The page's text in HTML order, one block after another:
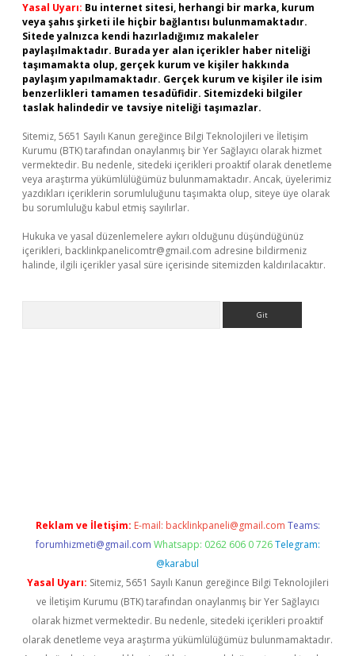
Yasal Uyarı: Bu internet sitesi, herhangi bir marka, kurum
veya şahıs şirketi ile hiçbir bağlantısı bulunmamaktadır.
Sitede yalnızca kendi hazırladığımız makaleler
paylaşılmaktadır. Burada yer alan içerikler haber niteliği
taşımamakta olup, gerçek kurum ve kişiler hakkında
paylaşım yapılmamaktadır. Gerçek kurum ve kişiler ile isim
benzerlikleri tamamen tesadüfidir. Sitemizdeki bilgiler
taslak halindedir ve tavsiye niteliği taşımazlar.
Sitemiz, 5651 Sayılı Kanun gereğince Bilgi Teknolojileri ve İletişim
Kurumu (BTK) tarafından onaylanmış bir Yer Sağlayıcı olarak hizmet
vermektedir. Bu nedenle, sitedeki içerikleri proaktif olarak denetleme
veya araştırma yükümlülüğümüz bulunmamaktadır. Ancak, üyelerimiz
yazdıkları içeriklerin sorumluluğunu taşımakta olup, siteye üye olarak
bu sorumluluğu kabul etmiş sayılırlar.
Hukuka ve yasal düzenlemelere aykırı olduğunu düşündüğünüz
içerikleri, backlinkpanelicomtr@gmail.com adresine bildirmeniz
halinde, ilgili içerikler yasal süre içerisinde sitemizden kaldırılacaktır.
Reklam ve İletişim: E-mail: backlinkpaneli@gmail.com Teams:
forumhizmeti@gmail.com Whatsapp: 0262 606 0 726 Telegram:
@karabul
Yasal Uyarı: Sitemiz, 5651 Sayılı Kanun gereğince Bilgi Teknolojileri
ve İletişim Kurumu (BTK) tarafından onaylanmış bir Yer Sağlayıcı
olarak hizmet vermektedir. Bu nedenle, sitedeki içerikleri proaktif
olarak denetleme veya araştırma yükümlülüğümüz bulunmamaktadır.